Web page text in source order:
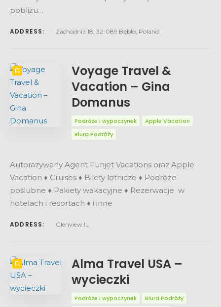
pobliżu…
ADDRESS: Zachodnia 18, 32-089 Bębło, Poland
Voyage Travel &
Vacation – Gina
Domanus
Podróże i wypoczynek
Apple Vacation
Biura Podróży
Autorazywany Agent Funjet Vacations oraz Apple
Vacation ♦ Cruises ♦ Bilety lotnicze ♦ Podróże
poślubne ♦ Pakiety wakacyjne ♦ Rezerwacje w
hotelach i resortach ♦ i inne
ADDRESS: Glenview IL
Alma Travel USA –
wycieczki
Podróże i wypoczynek
Biura Podróży